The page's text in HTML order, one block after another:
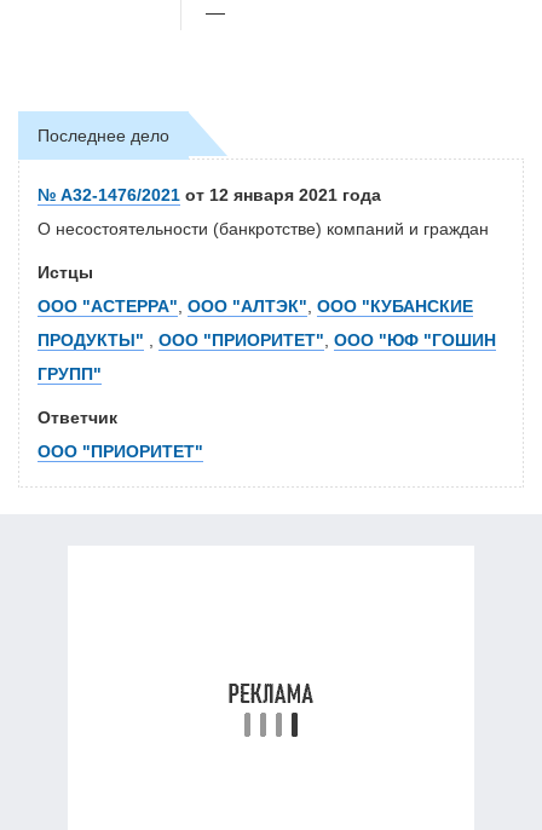
—
Последнее дело
№ А32-1476/2021 от 12 января 2021 года
О несостоятельности (банкротстве) компаний и граждан
Истцы
ООО "АСТЕРРА" ООО "АЛТЭК" ООО "КУБАНСКИЕ
ПРОДУКТЫ"
ООО "ПРИОРИТЕТ" ООО "ЮФ "ГОШИН
ГРУПП"
Ответчик
ООО "ПРИОРИТЕТ"